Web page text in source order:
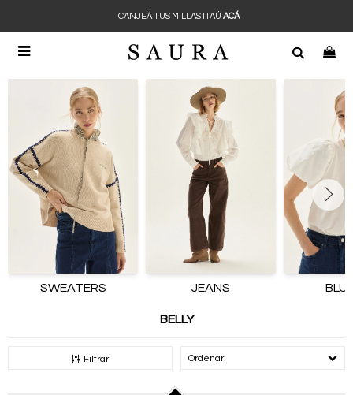

CANJEÁ TUS MILLAS ITAÚ ACÁ
SWEATERS JEANS
BELLY
Filtrar Recomendados